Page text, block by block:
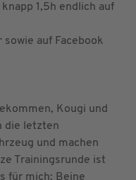
1,5h endlich auf
auf Facebook
Kougi und
die letzten
und machen
Trainingsrunde ist
für mich: Beine